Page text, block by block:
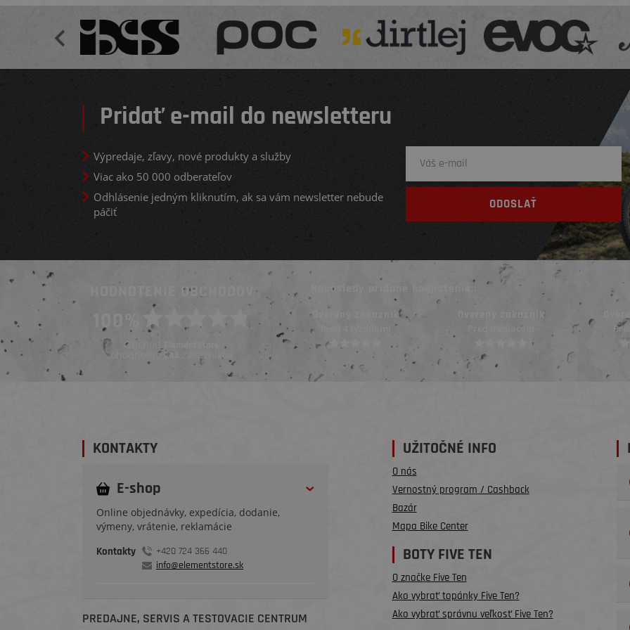
Pridať e-mail do newsletteru
Výpredaje, zľavy, nové produkty a služby
Viac ako 50 000 odberateľov
Odhlásenie jedným kliknutím, ak sa vám newsletter nebude
páčiť
HODNOTENIE OBCHODOV
100%
Obchod ElementStore
ohodnotilo 244 zákazníkov
Naposledy pridané hodnotenie::
Overený zákazník
Pred 5 dňami Pred 4 týždňami
Overený zákazník Overený zákazník
Pred mesiacom
KONTAKTY
E-shop
Online objednávky, expedícia, dodanie,
výmeny, vrátenie, reklamácie
Kontakty
+420 724 366 440
info@elementstore.sk
PREDAJNE, SERVIS A TESTOVACIE CENTRUM
UŽITOČNÉ INFO
O nás
Vernostný program / Cashback
Bazár
Mapa Bike Center
BOTY FIVE TEN
O značke Five Ten
Ako vybrať topánky Five Ten?
Ako vybrať správnu veľkosť Five Ten?